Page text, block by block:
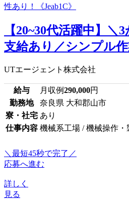
【20~30代活躍中】＼
支給あり／シンプル
UTエージェント株式会社
給与 月収例290,000円
勤務地
奈良県 大和郡山市
寮・社宅 あり
仕事内容 機械系工場 / 機械操作・
＼最短45秒で完了／
応募へ進む
詳しく
見る